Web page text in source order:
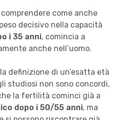
come anche
decisivo nella capacità
i 35 anni, comincia a
anche nell’uomo.
definizione di un’esatta età
studiosi non sono concordi,
la fertilità cominci già a
dopo i 50/55 anni, ma